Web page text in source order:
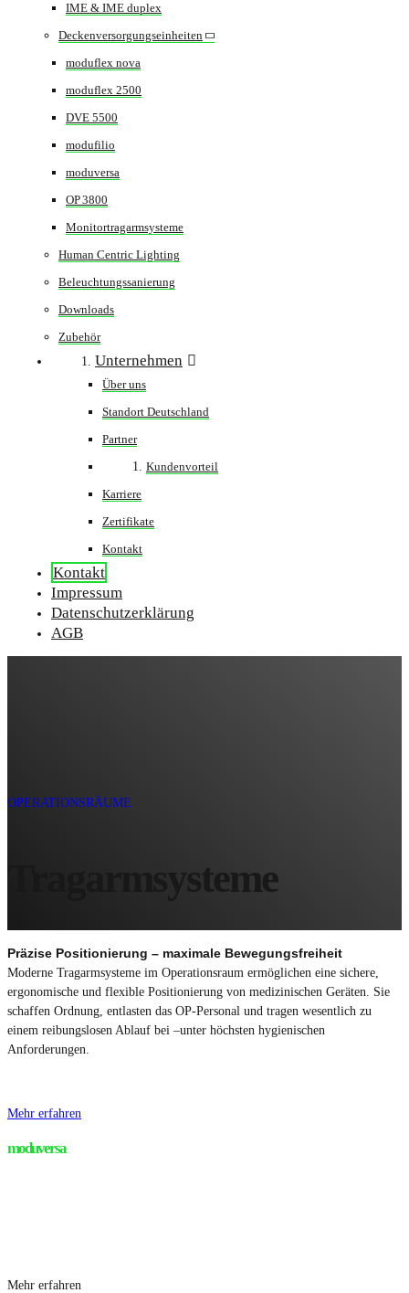
IME & IME duplex
Deckenversorgungseinheiten
moduflex nova
moduflex 2500
DVE 5500
modufilio
moduversa
OP 3800
Monitortragarmsysteme
Human Centric Lighting
Beleuchtungssanierung
Downloads
Zubehör
Unternehmen
Über uns
Standort Deutschland
Partner
Kundenvorteil
Karriere
Zertifikate
Kontakt
Kontakt
Impressum
Datenschutzerklärung
AGB
OPERATIONSRÄUME
Tragarmsysteme
Präzise Positionierung – maximale Bewegungsfreiheit
Moderne Tragarmsysteme im Operationsraum ermöglichen eine sichere,
ergonomische und flexible Positionierung von medizinischen Geräten. Sie
schaffen Ordnung, entlasten das OP-Personal und tragen wesentlich zu
einem reibungslosen Ablauf bei –unter höchsten hygienischen
Anforderungen.
Mehr erfahren
moduversa
Mehr erfahren